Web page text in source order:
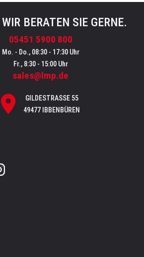
BERATEN SIE GERNE.
05451 5900 800
Mo. - Do., 08:30 - 17:30 Uhr
Fr., 8:30 - 15:00 Uhr
sales@lmp.de
GILDESTRASSE 55
49477 IBBENBÜREN